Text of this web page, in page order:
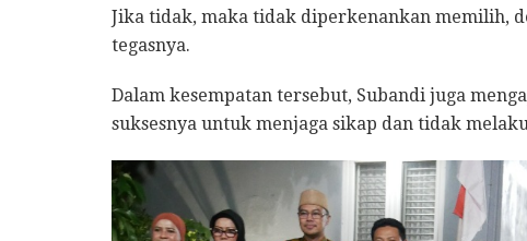
Jika tidak, maka tidak diperkenankan memilih,
tegasnya.
Dalam kesempatan tersebut, Subandi juga
suksesnya untuk menjaga sikap dan tidak